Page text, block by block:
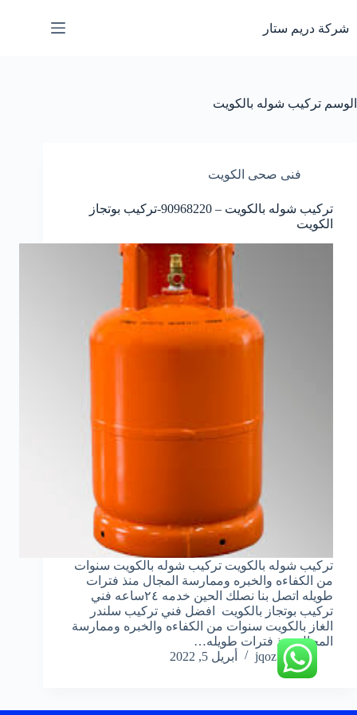
إلى
المحتوى
شركة دريم ستار
الوسم تركيب شوله بالكويت
فنى صحى الكويت
تركيب شوله بالكويت – 90968220-تركيب بوتجاز
الكويت
تركيب شوله بالكويت تركيب شوله بالكويت سنوات
من الكفاءه والخبره وممارسة المجال منذ فترات
طويله اتصل بنا نصلك الحين خدمه ٢٤ساعه فني
تركيب بوتجاز بالكويت افضل فني تركيب سلندر
الغاز بالكويت سنوات من الكفاءه والخبره وممارسة
المجال منذ فترات طويله…
jqoz51ek
أبريل 5, 2022